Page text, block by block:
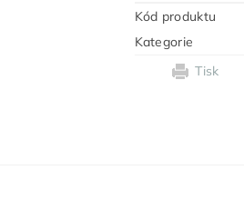
Kód produktu
Kategorie
Tisk